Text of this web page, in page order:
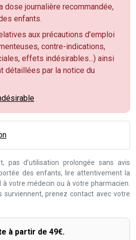
dose journalière recommandée,
enfants.
aux précautions d’emploi
contre-indications,
effets indésirables...) ainsi
détaillées par la notice du
pas d’utilisation prolongée sans avis
des enfants, lire attentivement la
votre médecin ou à votre pharmacien.
surviennent, prenez contact avec votre
à partir de 49€.